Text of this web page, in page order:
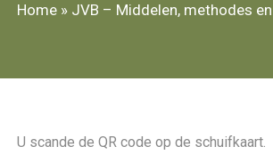
Home » JVB – Middelen, methodes
U scande de QR code op de schuifkaart.